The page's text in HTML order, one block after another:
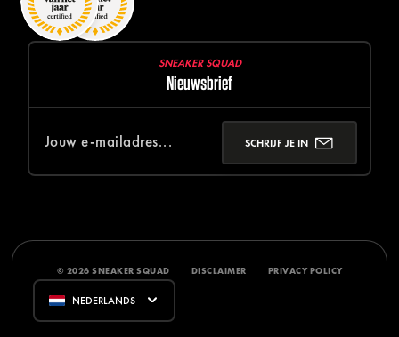
SNEAKER SQUAD
Nieuwsbrief
SCHRIJF JE IN
© 2026 SNEAKER SQUAD DISCLAIMER PRIVACY POLICY
NEDERLANDS